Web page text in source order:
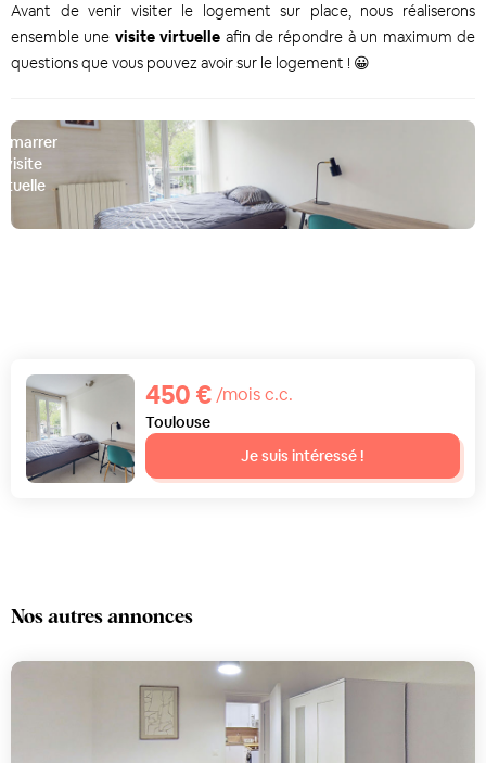
Avant de venir visiter le logement sur place, nous réaliserons
ensemble une visite virtuelle afin de répondre à un maximum de
questions que vous pouvez avoir sur le logement ! 😀
visite
450 € /mois c.c.
Toulouse
Je suis intéressé !
Nos autres annonces